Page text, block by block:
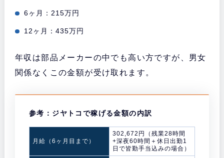
6ヶ月：215万円
12ヶ月：435万円
年収は部品メーカーの中でも高い方ですが、男女
関係なくこの金額が受け取れます。
参考：ジヤトコで稼げる金額の内訳
月給（6ヶ月目まで）
302,672円（残業28時間
+深夜60時間＋休日出勤1
日で皆勤手当込みの場合）